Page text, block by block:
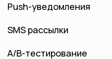
Push-уведомления
SMS рассылки
А/B-тестирование